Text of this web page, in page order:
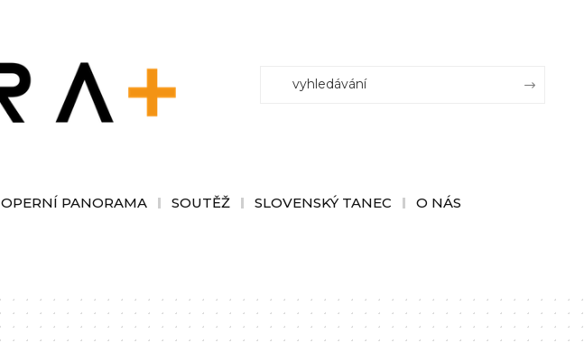
OPERNÍ PANORAMA SOUTĚŽ SLOVENSKÝ TANEC O NÁS